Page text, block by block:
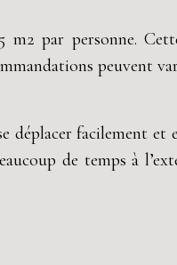
par personne.
peuvent
déplacer facilement
de temps à